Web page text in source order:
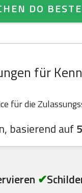
DO
für
für die
basierend auf
✔